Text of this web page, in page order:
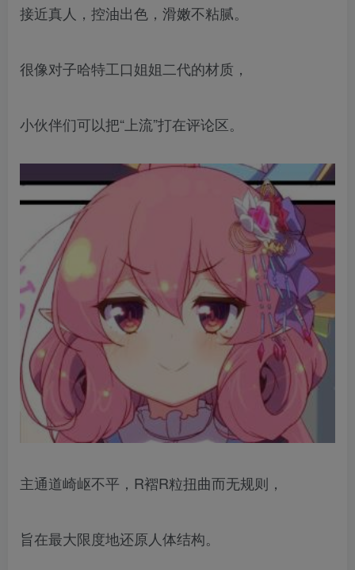
接近真人，控油出色，滑嫩不粘腻。
很像对子哈特工口姐姐二代的材质，
小伙伴们可以把“上流”打在评论区。
主通道崎岖不平，R褶R粒扭曲而无规则，
旨在最大限度地还原人体结构。